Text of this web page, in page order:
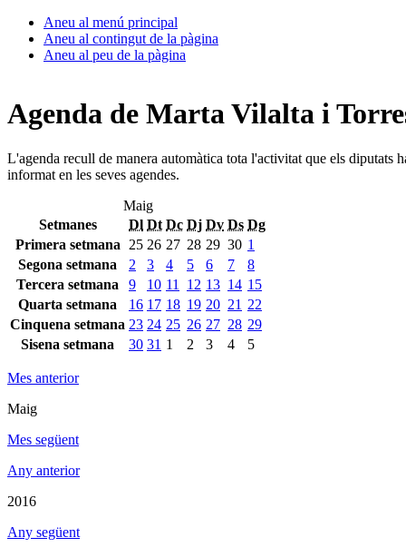
Aneu al menú principal
Aneu al contingut de la pàgina
Aneu al peu de la pàgina
Agenda de Marta Vilalta i
L'agenda recull de manera automàtica tota l'activitat que els diputats
informat en les seves agendes.
Maig
Setmanes
Dl Dt Dc Dj Dv Ds Dg
Primera setmana
25 26 27 28 29 30 1
Segona setmana
2 3 4 5 6 7
8
Tercera setmana
9 10 11 12 13 14 15
Quarta setmana
16 17 18 19 20 21 22
Cinquena setmana 23 24 25 26 27 28 29
Sisena setmana
30 31 1 2 3 4 5
Mes anterior
Maig
Mes següent
Any anterior
2016
Any següent